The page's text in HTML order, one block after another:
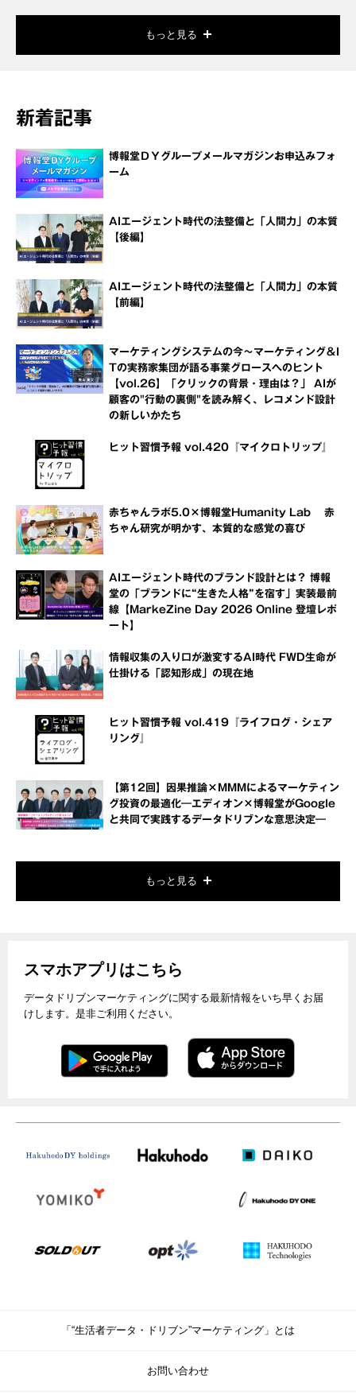
もっと見る
新着記事
博報堂ＤＹグループメールマガジンお申込みフォ
ーム
AIエージェント時代の法整備と「人間力」の本質
【後編】
AIエージェント時代の法整備と「人間力」の本質
【前編】
マーケティングシステムの今～マーケティング＆I
Tの実務家集団が語る事業グロースへのヒント
【vol.26】「クリックの背景・理由は？」 AIが
顧客の"行動の裏側"を読み解く、レコメンド設計
の新しいかたち
ヒット習慣予報 vol.420『マイクロトリップ』
赤ちゃんラボ5.0×博報堂Humanity Lab 赤
ちゃん研究が明かす、本質的な感覚の喜び
AIエージェント時代のブランド設計とは？ 博報
堂の「ブランドに“生きた人格”を宿す」実装最前
線【MarkeZine Day 2026 Online 登壇レポ
ート】
情報収集の入り口が激変するAI時代 FWD生命が
仕掛ける「認知形成」の現在地
ヒット習慣予報 vol.419『ライフログ・シェア
リング』
【第12回】因果推論×MMMによるマーケティン
グ投資の最適化―エディオン×博報堂がGoogle
と共同で実践するデータドリブンな意思決定―
もっと見る
スマホアプリはこちら
データドリブンマーケティングに関する最新情報をいち早くお届
けします。是非ご利用ください。
「“生活者データ・ドリブン”マーケティング」とは
お問い合わせ